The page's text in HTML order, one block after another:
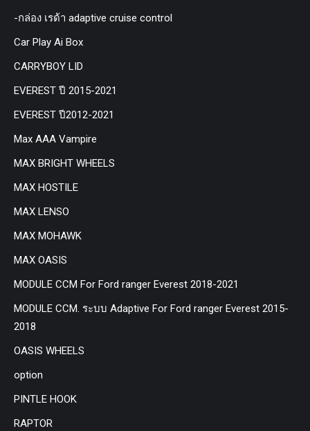
-กล่อง เรด้า adaptive cruise control
Car Play Ai Box
CARRYBOY LID
EVEREST ปี 2015-2021
EVEREST ปี2012-2021
Max AAA Vampire
MAX BRIGHT WHEELS
MAX HOSTILE
MAX LENSO
MAX MOHAWK
MAX OASIS
MODULE CCM For Ford ranger Everest 2018-2021
MODULE CCM. ระบบ Adaptive For Ford ranger Everest 2015-
2018
OASIS WHEELS
option
PINTLE HOOK
RAPTOR